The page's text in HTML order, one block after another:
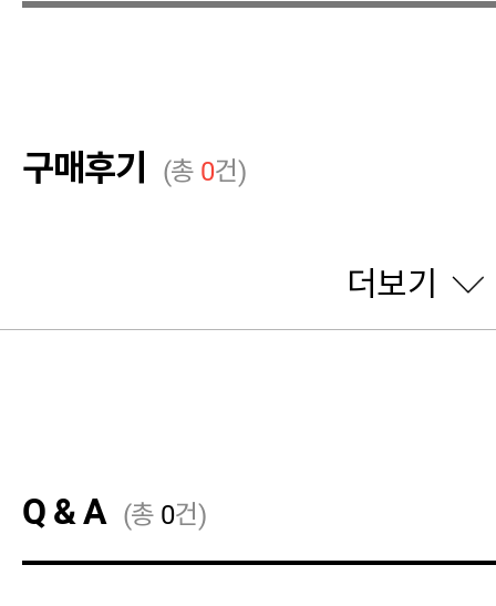
구매후기 (총 0건)
더보기
Q & A (총 0건)